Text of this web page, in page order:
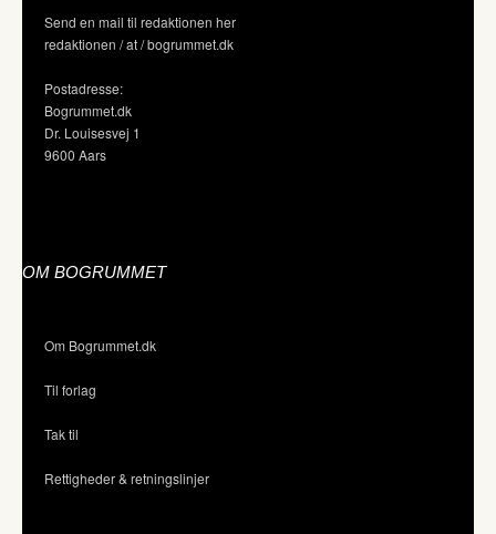
Send en mail til redaktionen her
redaktionen / at / bogrummet.dk
Postadresse:
Bogrummet.dk
Dr. Louisesvej 1
9600 Aars
OM BOGRUMMET
Om Bogrummet.dk
Til forlag
Tak til
Rettigheder & retningslinjer